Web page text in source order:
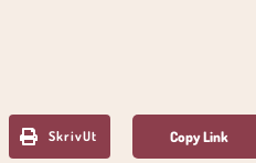
SkrivUt